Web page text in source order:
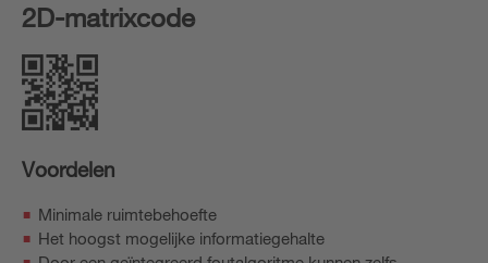
2D-matrixcode
Voordelen
Minimale ruimtebehoefte
Het hoogst mogelijke informatiegehalte